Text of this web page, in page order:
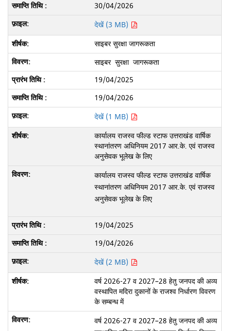
30/04/2026
देखें (3 MB)
साइबर सुरक्षा जागरूकता
साइबर सुरक्षा जागरूकता
19/04/2025
19/04/2026
देखें (1 MB)
कार्यालय राजस्व फील्ड स्टाफ उत्तराखंड वार्षिक
स्थानांतरण अधिनियम 2017 आर.के. एवं राजस्व
अनुसेवक भूलेख के लिए
कार्यालय राजस्व फील्ड स्टाफ उत्तराखंड वार्षिक
स्थानांतरण अधिनियम 2017 आर.के. एवं राजस्व
अनुसेवक भूलेख के लिए
19/04/2025
19/04/2026
देखें (2 MB)
वर्ष 2026-27 व 2027–28 हेतु जनपद की अव्य
वस्थापित मदिरा दुकानों के राजश्व निर्धारण विवरण
के सम्बन्ध में
वर्ष 2026-27 व 2027–28 हेतु जनपद की अव्य